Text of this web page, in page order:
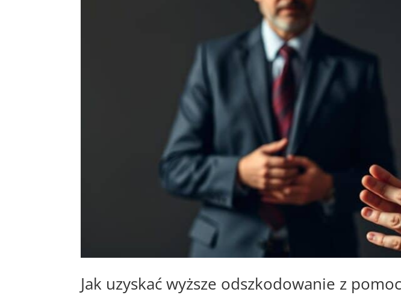
Jak uzyskać wyższe odszkodowanie z